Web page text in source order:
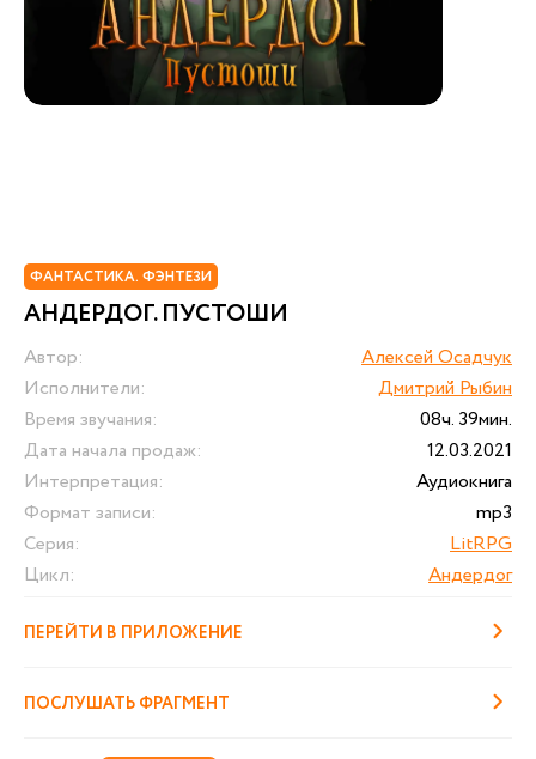
ФАНТАСТИКА. ФЭНТЕЗИ
АНДЕРДОГ. ПУСТОШИ
Автор:
Алексей Осадчук
Исполнители:
Дмитрий Рыбин
Время звучания:
08ч. 39мин.
Дата начала продаж:
12.03.2021
Интерпретация:
Аудиокнига
Формат записи:
mp3
Серия:
LitRPG
Цикл:
Андердог
ПЕРЕЙТИ В ПРИЛОЖЕНИЕ
ПОСЛУШАТЬ ФРАГМЕНТ